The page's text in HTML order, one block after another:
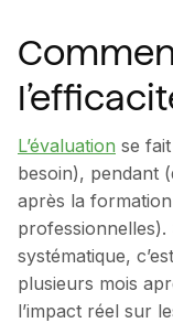
L’évaluation se
besoin), pendant
après la
professionnelles).
systématique,
plusieurs mois
l’impact réel sur